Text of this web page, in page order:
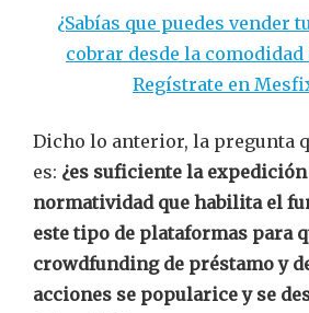
¿Sabías que puedes vender
cobrar desde la comodidad
Regístrate en
Dicho lo anterior, la pregunta
es: ¿es suficiente la expedición
normatividad que habilita el
este tipo de plataformas para
crowdfunding de préstamo y
acciones se popularice y se